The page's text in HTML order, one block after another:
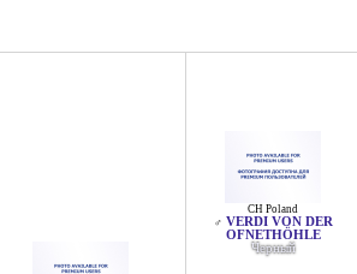
CH Poland
♂ VERDI VON DER
OFNETHÖHLE
Черный